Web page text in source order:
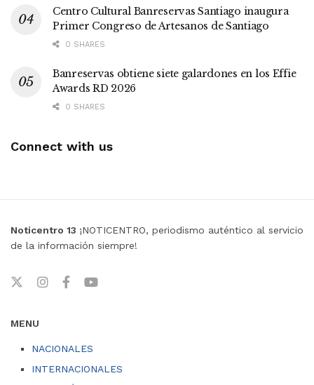
Centro Cultural Banreservas Santiago inaugura
Primer Congreso de Artesanos de Santiago
0 SHARES
Banreservas obtiene siete galardones en los Effie
Awards RD 2026
0 SHARES
Connect with us
Noticentro 13 ¡NOTICENTRO, periodismo auténtico al servicio
de la información siempre!
MENU
NACIONALES
INTERNACIONALES